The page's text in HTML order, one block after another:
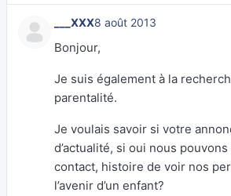
___XXX8 août 2013
Bonjour,
Je suis également à la
parentalité.
Je voulais savoir si votre
d’actualité, si oui nous
contact, histoire de voir nos
l’avenir d’un enfant?